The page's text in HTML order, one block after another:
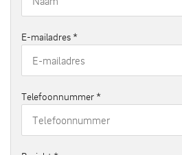
E-mailadres *
Telefoonnummer *